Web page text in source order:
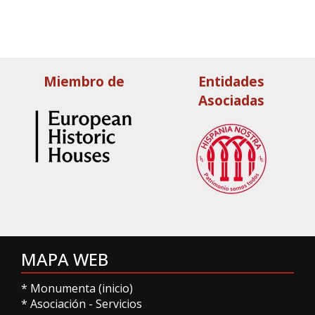
Miembro de
Entidades
Asociadas
MAPA WEB
* Monumenta (inicio)
* Asociación - Servicios